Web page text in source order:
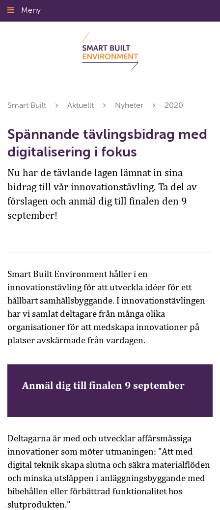
Gå
till
Meny
Smart Built Aktuellt Nyheter 2020
Spännande tävlingsbidrag med
digitalisering i fokus
Nu har de tävlande lagen lämnat in sina
bidrag till vår innovationstävling. Ta del av
förslagen och anmäl dig till finalen den 9
september!
Smart Built Environment håller i en
innovationstävling för att utveckla idéer för ett
hållbart samhällsbyggande. I innovationstävlingen
har vi samlat deltagare från många olika
organisationer för att medskapa innovationer på
platser avskärmade från vardagen.
Anmäl dig till finalen 9 september
Deltagarna är med och utvecklar affärsmässiga
innovationer som möter utmaningen: "Att med
digital teknik skapa slutna och säkra materialflöden
och minska utsläppen i anläggningsbyggande med
bibehållen eller förbättrad funktionalitet hos
slutprodukten."